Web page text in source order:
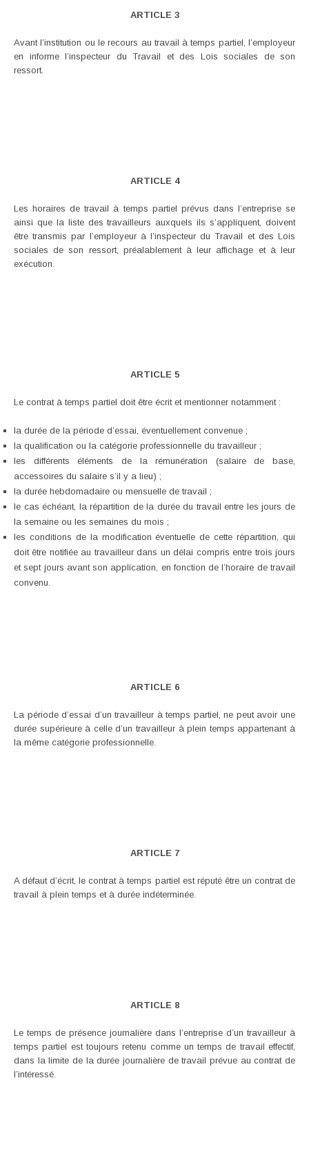
ARTICLE 3
Avant l’institution ou le recours au travail à temps partiel, l’employeur
en informe l’inspecteur du Travail et des Lois sociales de son
ressort.
ARTICLE 4
Les horaires de travail à temps partiel prévus dans l’entreprise se
ainsi que la liste des travailleurs auxquels ils s’appliquent, doivent
être transmis par l’employeur à l’inspecteur du Travail et des Lois
sociales de son ressort, préalablement à leur affichage et à leur
exécution.
ARTICLE 5
Le contrat à temps partiel doit être écrit et mentionner notamment :
la durée de la période d’essai, éventuellement convenue ;
la qualification ou la catégorie professionnelle du travailleur ;
les différents éléments de la rémunération (salaire de base,
accessoires du salaire s’il y a lieu) ;
la durée hebdomadaire ou mensuelle de travail ;
le cas échéant, la répartition de la durée du travail entre les jours de
la semaine ou les semaines du mois ;
les conditions de la modification éventuelle de cette répartition, qui
doit être notifiée au travailleur dans un délai compris entre trois jours
et sept jours avant son application, en fonction de l’horaire de travail
convenu.
ARTICLE 6
La période d’essai d’un travailleur à temps partiel, ne peut avoir une
durée supérieure à celle d’un travailleur à plein temps appartenant à
la même catégorie professionnelle.
ARTICLE 7
A défaut d’écrit, le contrat à temps partiel est réputé être un contrat de
travail à plein temps et à durée indéterminée.
ARTICLE 8
Le temps de présence journalière dans l’entreprise d’un travailleur à
temps partiel est toujours retenu comme un temps de travail effectif,
dans la limite de la durée journalière de travail prévue au contrat de
l’intéressé.